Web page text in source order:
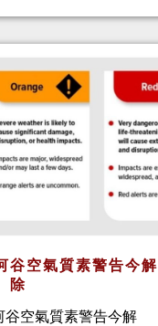
谷空氣質素警告今解
除
谷空氣質素警告今解